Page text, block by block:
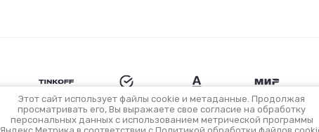
Этот сайт использует файлы cookie и метаданные. Продолжая
просматривать его, Вы выражаете свое согласие на обработку
персональных данных с использованием метрической программы